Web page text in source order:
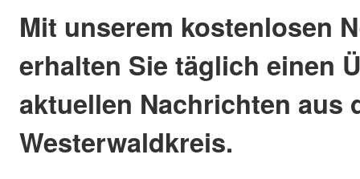
Mit unserem kostenlosen
erhalten Sie täglich einen
aktuellen Nachrichten aus
Westerwaldkreis.